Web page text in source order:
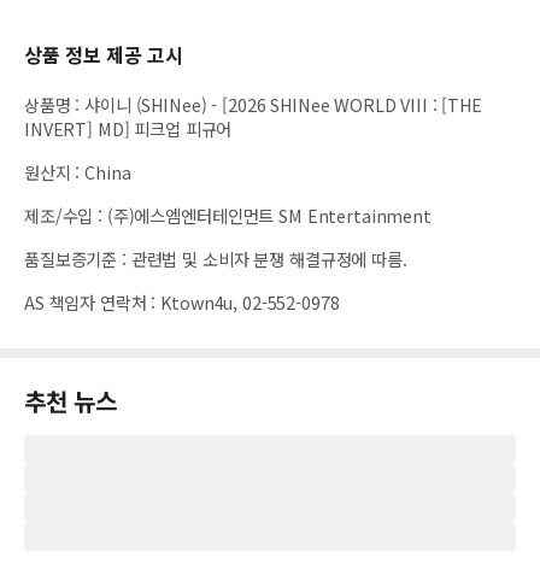
상품 정보 제공 고시
상품명 :샤이니 (SHINee) - [2026 SHINee WORLD VIII : [THE
INVERT] MD] 피크업 피규어
원산지 :China
제조/수입 : (주)에스엠엔터테인먼트 SM Entertainment
품질보증기준 : 관련법 및 소비자 분쟁 해결규정에 따름.
AS 책임자 연락처 : Ktown4u, 02-552-0978
추천 뉴스